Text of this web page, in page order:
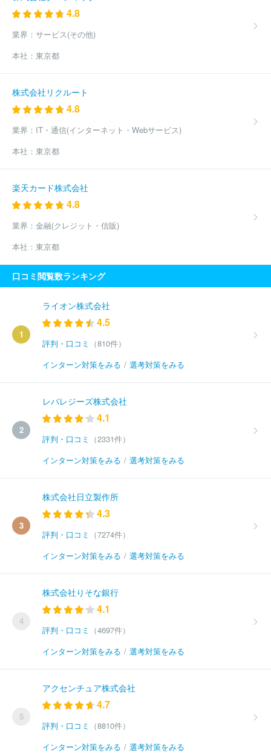
4.8
業界： サービス(その他)
本社： 東京都
株式会社リクルート
4.8
業界： IT・通信(インターネット・Webサービス)
本社： 東京都
楽天カード株式会社
4.8
業界： 金融(クレジット・信販)
本社： 東京都
口コミ閲覧数ランキング
1
ライオン株式会社
4.5
評判・口コミ
（810件）
インターン対策をみる / 選考対策をみる
2
レバレジーズ株式会社
4.1
評判・口コミ
（2331件）
インターン対策をみる / 選考対策をみる
3
株式会社日立製作所
4.3
評判・口コミ
（7274件）
インターン対策をみる / 選考対策をみる
4
株式会社りそな銀行
4.1
評判・口コミ
（4697件）
インターン対策をみる / 選考対策をみる
5
アクセンチュア株式会社
4.7
評判・口コミ
（8810件）
インターン対策をみる / 選考対策をみる